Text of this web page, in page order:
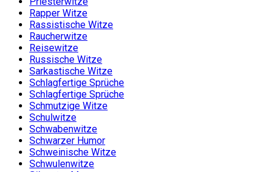
Rapper Witze
Rassistische Witze
Raucherwitze
Reisewitze
Russische Witze
Sarkastische Witze
Schlagfertige Sprüche
Schlagfertige Sprüche
Schmutzige Witze
Schulwitze
Schwabenwitze
Schwarzer Humor
Schweinische Witze
Schwulenwitze